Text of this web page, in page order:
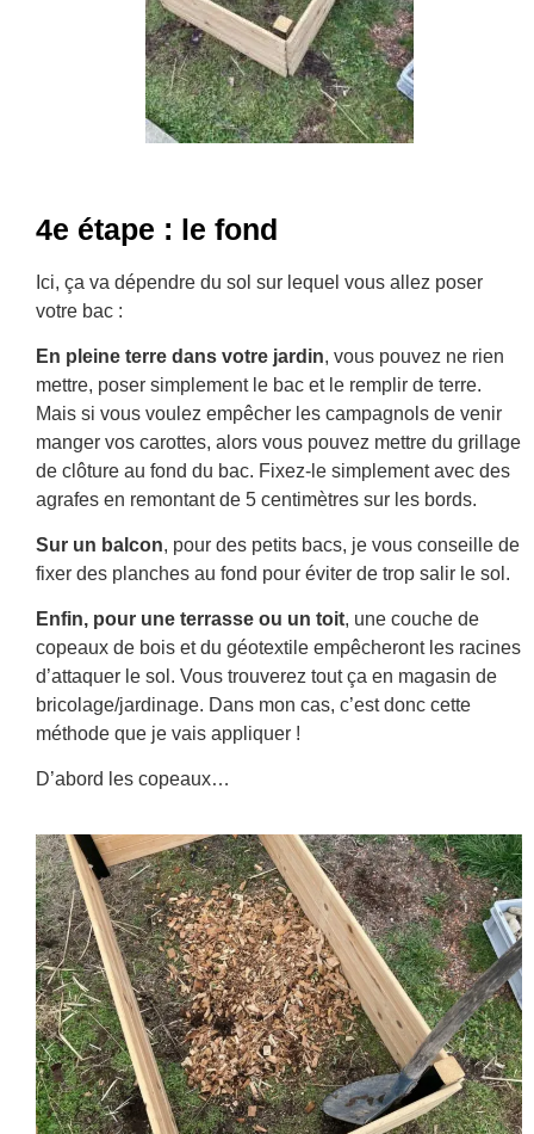
4e étape : le fond
Ici, ça va dépendre du sol sur lequel vous allez poser
votre bac :
En pleine terre dans votre jardin, vous pouvez ne rien
mettre, poser simplement le bac et le remplir de terre.
Mais si vous voulez empêcher les campagnols de venir
manger vos carottes, alors vous pouvez mettre du grillage
de clôture au fond du bac. Fixez-le simplement avec des
agrafes en remontant de 5 centimètres sur les bords.
Sur un balcon, pour des petits bacs, je vous conseille de
fixer des planches au fond pour éviter de trop salir le sol.
Enfin, pour une terrasse ou un toit, une couche de
copeaux de bois et du géotextile empêcheront les racines
d’attaquer le sol. Vous trouverez tout ça en magasin de
bricolage/jardinage. Dans mon cas, c’est donc cette
méthode que je vais appliquer !
D’abord les copeaux…